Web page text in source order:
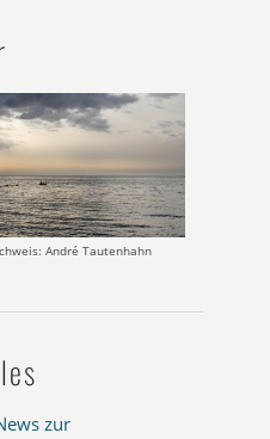
André Tautenhahn
zur